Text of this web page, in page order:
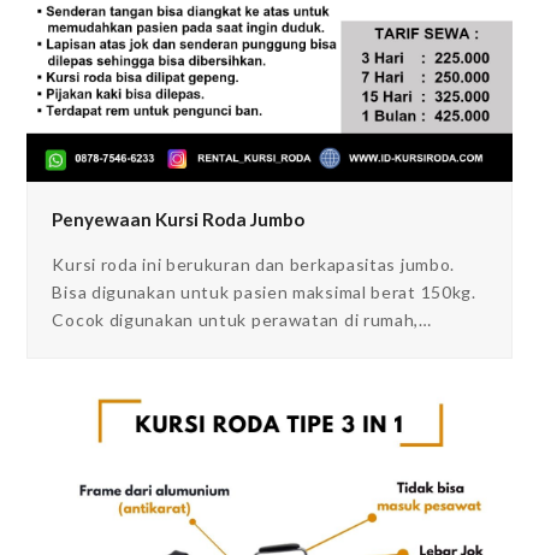
Penyewaan Kursi Roda Jumbo
Kursi roda ini berukuran dan berkapasitas jumbo.
Bisa digunakan untuk pasien maksimal berat 150kg.
Cocok digunakan untuk perawatan di rumah,…